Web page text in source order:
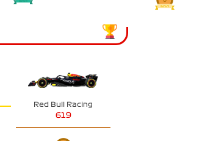
Red Bull Racing
619